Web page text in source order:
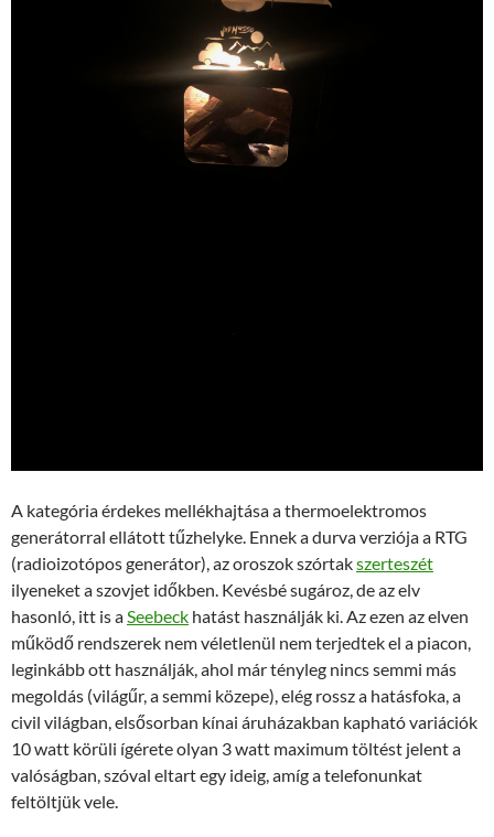
A kategória érdekes mellékhajtása a thermoelektromos
generátorral ellátott tűzhelyke. Ennek a durva verziója a RTG
(radioizotópos generátor), az oroszok szórtakszerteszét
ilyeneket a szovjet időkben. Kevésbé sugároz, de az elv
hasonló, itt is a Seebeck hatást használják ki. Az ezen az elven
működő rendszerek nem véletlenül nem terjedtek el a piacon,
leginkább ott használják, ahol már tényleg nincs semmi más
megoldás (világűr, a semmi közepe), elég rossz a hatásfoka, a
civil világban, elsősorban kínai áruházakban kapható variációk
10 watt körüli ígérete olyan 3 watt maximum töltést jelent a
valóságban, szóval eltart egy ideig, amíg a telefonunkat
feltöltjük vele.